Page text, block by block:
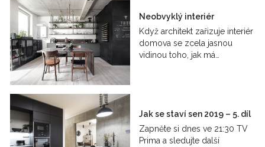
Neobvyklý interiér
Když architekt zařizuje interiér
domova se zcela jasnou
vidinou toho, jak má…
Jak se staví sen 2019 – 5. díl
Zapněte si dnes ve 21:30 TV
Prima a sledujte další